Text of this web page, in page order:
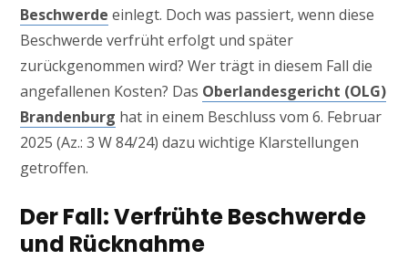
Beschwerde einlegt. Doch was passiert, wenn diese
Beschwerde verfrüht erfolgt und später
zurückgenommen wird? Wer trägt in diesem Fall die
angefallenen Kosten? Das Oberlandesgericht (OLG)
Brandenburg hat in einem Beschluss vom 6. Februar
2025 (Az.: 3 W 84/24) dazu wichtige Klarstellungen
getroffen.
Der Fall: Verfrühte Beschwerde
und Rücknahme